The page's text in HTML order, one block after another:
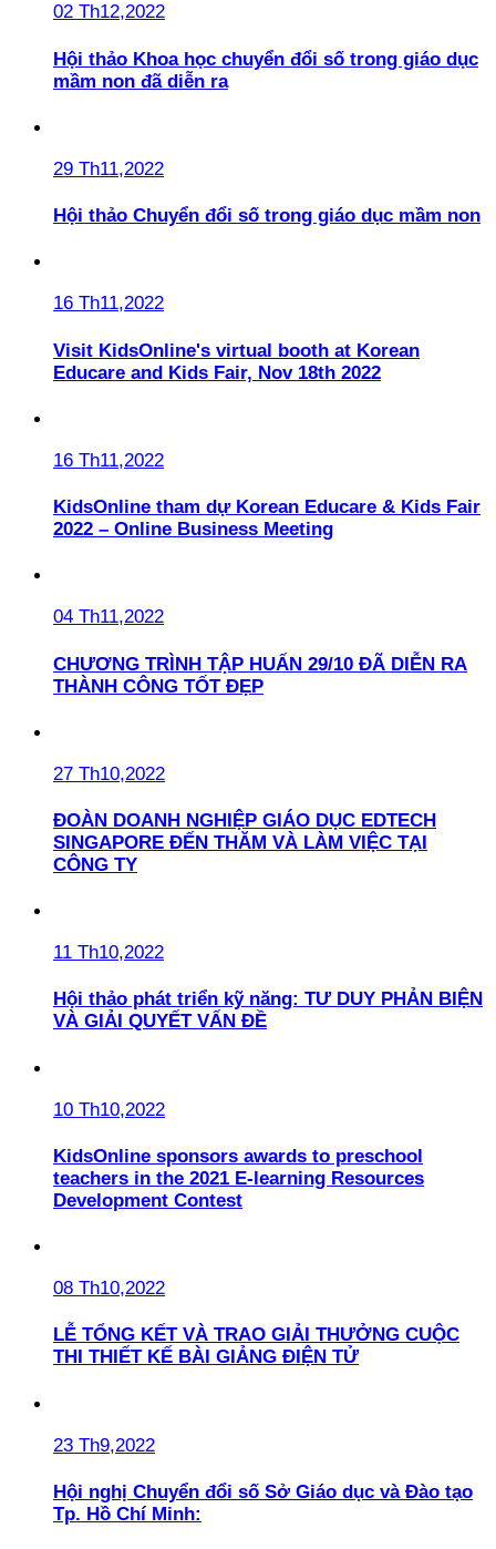
02 Th12,2022
Hội thảo Khoa học chuyển đổi số trong giáo dục
mầm non đã diễn ra
29 Th11,2022
Hội thảo Chuyển đổi số trong giáo dục mầm non
16 Th11,2022
Visit KidsOnline's virtual booth at Korean
Educare and Kids Fair, Nov 18th 2022
16 Th11,2022
KidsOnline tham dự Korean Educare & Kids Fair
2022 – Online Business Meeting
04 Th11,2022
CHƯƠNG TRÌNH TẬP HUẤN 29/10 ĐÃ DIỄN RA
THÀNH CÔNG TỐT ĐẸP
27 Th10,2022
ĐOÀN DOANH NGHIỆP GIÁO DỤC EDTECH
SINGAPORE ĐẾN THĂM VÀ LÀM VIỆC TẠI
CÔNG TY
11 Th10,2022
Hội thảo phát triển kỹ năng: TƯ DUY PHẢN BIỆN
VÀ GIẢI QUYẾT VẤN ĐỀ
10 Th10,2022
KidsOnline sponsors awards to preschool
teachers in the 2021 E-learning Resources
Development Contest
08 Th10,2022
LỄ TỔNG KẾT VÀ TRAO GIẢI THƯỞNG CUỘC
THI THIẾT KẾ BÀI GIẢNG ĐIỆN TỬ
23 Th9,2022
Hội nghị Chuyển đổi số Sở Giáo dục và Đào tạo
Tp. Hồ Chí Minh: